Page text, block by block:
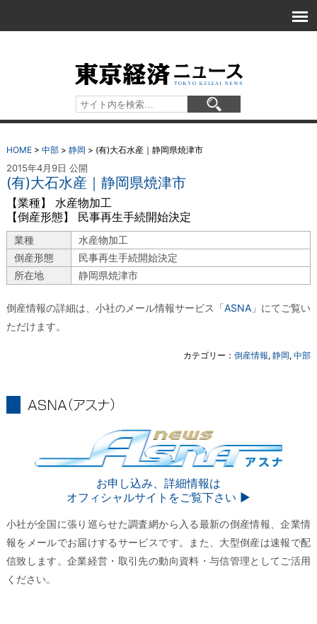
HOME> 中部> 静岡 > (有)大石水産｜静岡県焼津市
2015年4月9日 公開
(有)大石水産｜静岡県焼津市
【業種】 水産物加工
【倒産形態】 民事再生手続開始決定
業種
水産物加工
倒産形態
民事再生手続開始決定
所在地
静岡県焼津市
倒産情報の詳細は、小社のメール情報サービス「ASNA 」にてご覧い
ただけます。
カテゴリー：倒産情報,静岡,中部
お申し込み、詳細情報は
オフィシャルサイトをご覧下さい ▶︎
小社が全国に張り巡らせた調査網から入る最新の倒産情報、企業情
報をメールでお届けするサービスです。また、大型倒産は速報で配
信致します。企業経営・取引先の動向資料・与信管理としてご活用
ください。